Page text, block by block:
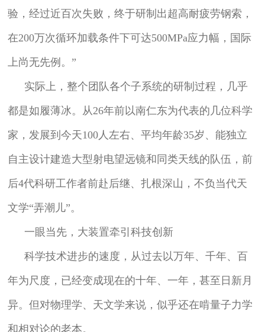
验，经过近百次失败，终于研制出超高耐疲劳钢索，
在200万次循环加载条件下可达500MPa应力幅，国际
上尚无先例。”
实际上，整个团队各个子系统的研制过程，几乎
都是如履薄冰。从26年前以南仁东为代表的几位科学
家，发展到今天100人左右、平均年龄35岁、能独立
自主设计建造大型射电望远镜和同类天线的队伍，前
后4代科研工作者前赴后继、扎根深山，不负当代天
文学“弄潮儿”。
一眼当先，大装置牵引科技创新
科学技术进步的速度，从过去以万年、千年、百
年为尺度，已经变成现在的十年、一年，甚至日新月
异。但对物理学、天文学来说，似乎还在啃量子力学
和相对论的老本。